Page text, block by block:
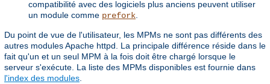
compatibilité avec des logiciels plus anciens peuvent utiliser
un module comme prefork
Du point de vue de l'utilisateur, les MPMs ne sont pas différents des
autres modules Apache httpd. La principale différence réside dans le
fait qu'un et un seul MPM à la fois doit être chargé lorsque le
serveur s'exécute. La liste des MPMs disponibles est fournie dans
l'index des modules